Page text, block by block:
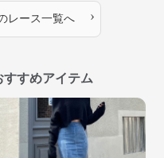
レース一覧へ ›
すめアイテム